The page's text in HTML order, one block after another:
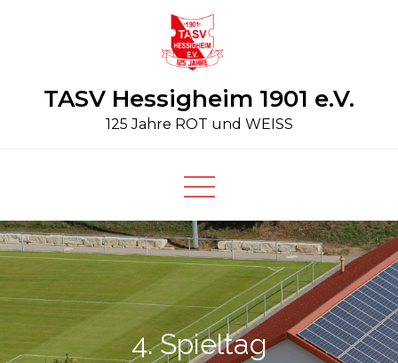
TASV Hessigheim 1901 e.V.
125 Jahre ROT und WEISS
4. Spieltag